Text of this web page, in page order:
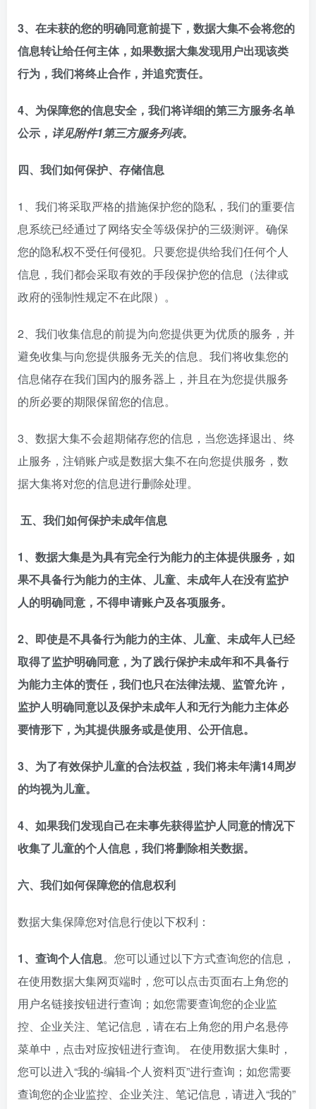
3、在未获的您的明确同意前提下，数据大集不会将您的
信息转让给任何主体，如果数据大集发现用户出现该类
行为，我们将终止合作，并追究责任。
4、为保障您的信息安全，我们将详细的第三方服务名单
公示， 详见附件1第三方服务列表。
四、我们如何保护、存储信息
1、我们将采取严格的措施保护您的隐私，我们的重要信
息系统已经通过了网络安全等级保护的三级测评。确保
您的隐私权不受任何侵犯。只要您提供给我们任何个人
信息，我们都会采取有效的手段保护您的信息（法律或
政府的强制性规定不在此限）。
2、我们收集信息的前提为向您提供更为优质的服务，并
避免收集与向您提供服务无关的信息。我们将收集您的
信息储存在我们国内的服务器上，并且在为您提供服务
的所必要的期限保留您的信息。
3、数据大集不会超期储存您的信息，当您选择退出、终
止服务，注销账户或是数据大集不在向您提供服务，数
据大集将对您的信息进行删除处理。
五、我们如何保护未成年信息
1、数据大集是为具有完全行为能力的主体提供服务，如
果不具备行为能力的主体、儿童、未成年人在没有监护
人的明确同意，不得申请账户及各项服务。
2、即使是不具备行为能力的主体、儿童、未成年人已经
取得了监护明确同意，为了践行保护未成年和不具备行
为能力主体的责任，我们也只在法律法规、监管允许，
监护人明确同意以及保护未成年人和无行为能力主体必
要情形下，为其提供服务或是使用、公开信息。
3、为了有效保护儿童的合法权益，我们将未年满14周岁
的均视为儿童。
4、如果我们发现自己在未事先获得监护人同意的情况下
收集了儿童的个人信息，我们将删除相关数据。
六、我们如何保障您的信息权利
数据大集保障您对信息行使以下权利：
1、查询个人信息。您可以通过以下方式查询您的信息，
在使用数据大集网页端时，您可以点击页面右上角您的
用户名链接按钮进行查询；如您需要查询您的企业监
控、企业关注、笔记信息，请在右上角您的用户名悬停
菜单中，点击对应按钮进行查询。 在使用数据大集时，
您可以进入“我的-编辑-个人资料页”进行查询；如您需要
查询您的企业监控、企业关注、笔记信息，请进入“我的”